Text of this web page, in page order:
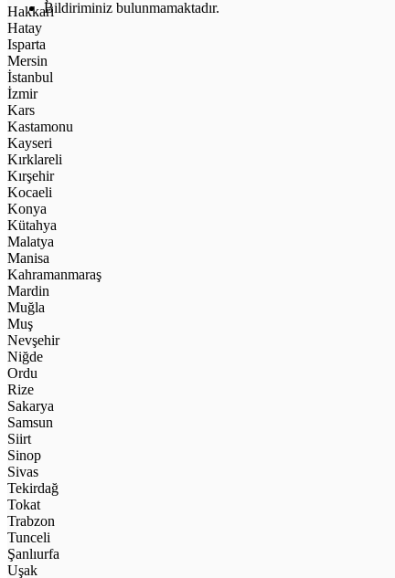
Bildiriminiz bulunmamaktadır.
Hakkari
Hatay
Isparta
Mersin
İstanbul
İzmir
Kars
Kastamonu
Kayseri
Kırklareli
Kırşehir
Kocaeli
Konya
Kütahya
Malatya
Manisa
Kahramanmaraş
Mardin
Muğla
Muş
Nevşehir
Niğde
Ordu
Rize
Sakarya
Samsun
Siirt
Sinop
Sivas
Tekirdağ
Tokat
Trabzon
Tunceli
Şanlıurfa
Uşak